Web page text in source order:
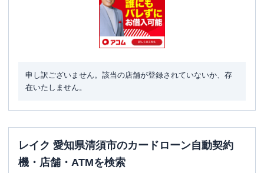
申し訳ございません。該当の店舗が登録されていないか、存
在いたしません。
レイク 愛知県清須市のカードローン自動契約
機・店舗・ATMを検索